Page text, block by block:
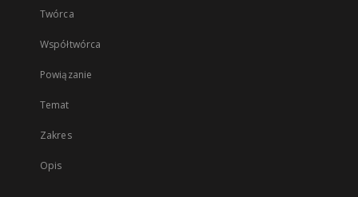
Twórca
Współtwórca
Powiązanie
Temat
Zakres
Opis